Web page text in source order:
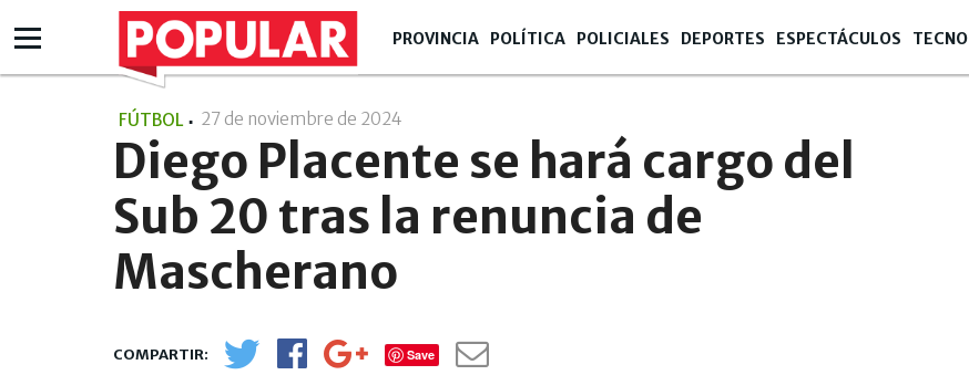
PROVINCIA POLÍTICA POLICIALES DEPORTES ESPECTÁCULOS TECNO
FÚTBOL 27 de noviembre de 2024
Diego Placente se hará cargo del
Sub 20 tras la renuncia de
Mascherano
Save